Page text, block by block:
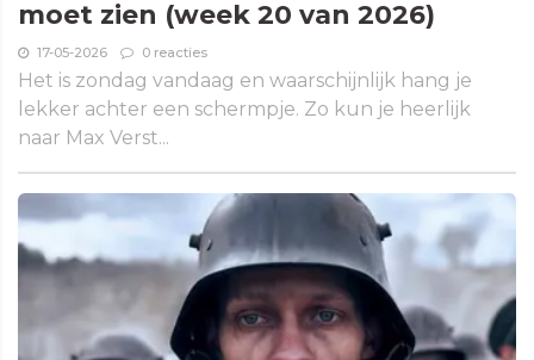
moet zien (week 20 van 2026)
17-05-2026 0 reacties
Het is zondag vandaag en waarschijnlijk hang je
lekker achter een schermpje. Zo kun je heerlijk
naar Max Verst...